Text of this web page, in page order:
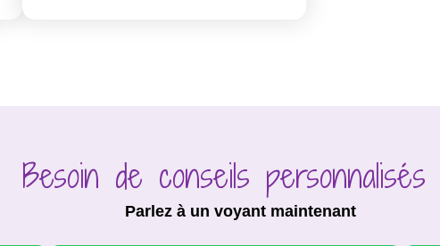
Besoin de conseils
Parlez à un voyant maintenant